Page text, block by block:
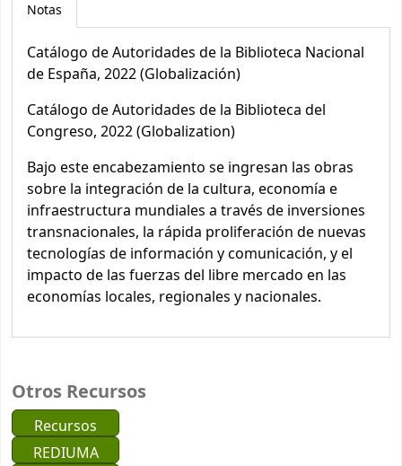
Otros Recursos
Recursos
REDIUMA
Notas
Catálogo de Autoridades de la Biblioteca Nacional
de España, 2022 (Globalización)
Catálogo de Autoridades de la Biblioteca del
Congreso, 2022 (Globalization)
Bajo este encabezamiento se ingresan las obras
sobre la integración de la cultura, economía e
infraestructura mundiales a través de inversiones
transnacionales, la rápida proliferación de nuevas
tecnologías de información y comunicación, y el
impacto de las fuerzas del libre mercado en las
economías locales, regionales y nacionales.